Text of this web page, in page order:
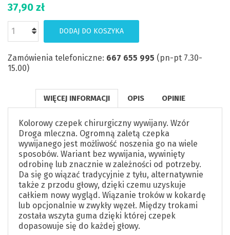
37,90 zł
DODAJ DO KOSZYKA
Zamówienia telefoniczne: 667 655 995 (pn-pt 7.30-
15.00)
WIĘCEJ INFORMACJI OPIS OPINIE
Kolorowy czepek chirurgiczny wywijany. Wzór
Droga mleczna. Ogromną zaletą czepka
wywijanego jest możliwość noszenia go na wiele
sposobów. Wariant bez wywijania, wywinięty
odrobinę lub znacznie w zależności od potrzeby.
Da się go wiązać tradycyjnie z tyłu, alternatywnie
także z przodu głowy, dzięki czemu uzyskuje
całkiem nowy wygląd. Wiązanie troków w kokardę
lub opcjonalnie w zwykły węzeł. Między trokami
została wszyta guma dzięki której czepek
dopasowuje się do każdej głowy.